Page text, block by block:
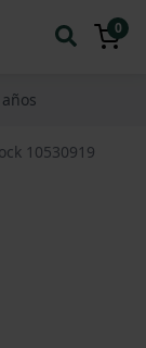
0
10530919